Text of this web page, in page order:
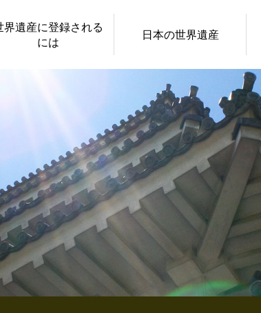
界遺産に登録される
には
日本の世界遺産